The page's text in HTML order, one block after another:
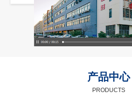
产品中心
PRODUCTS